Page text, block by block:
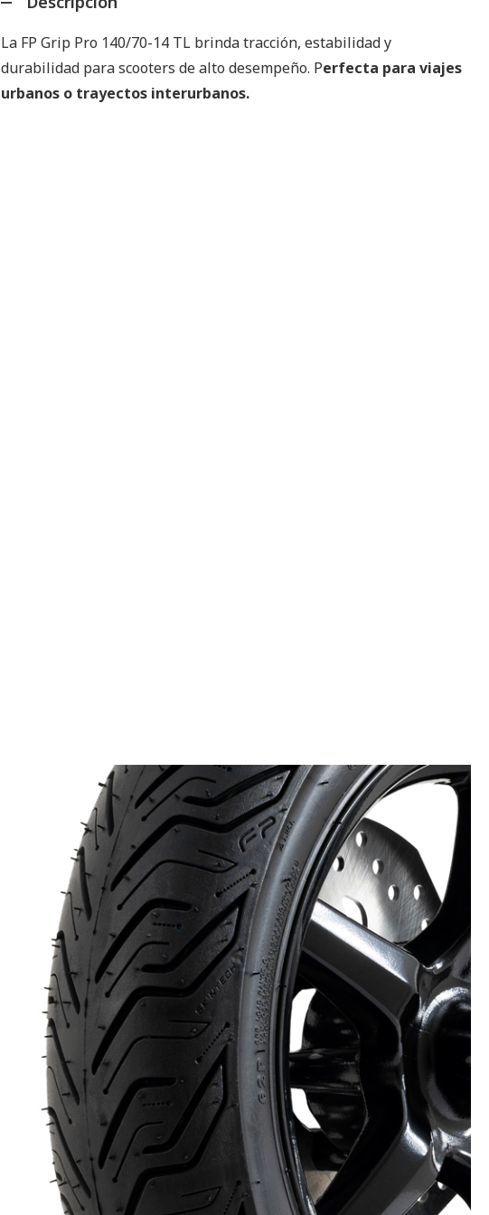
La FP Grip Pro 140/70-14 TL brinda tracción, estabilidad y
durabilidad para scooters de alto desempeño. Perfecta para viajes
urbanos o trayectos interurbanos.